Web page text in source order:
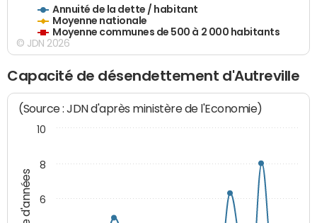
Annuité de la dette / habitant
Moyenne nationale
Moyenne communes de 500 à 2 000 habitants
© JDN 2026
Capacité de désendettement d'Autreville
(Source : JDN d'après ministère de l'Economie)
6
8
10